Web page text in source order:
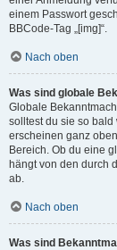
einem Passwort
BBCode-Tag „[img]“.
Nach oben
Was sind globale
Globale
solltest du sie so
erscheinen ganz
Bereich. Ob du eine
hängt von den durch
ab.
Nach oben
Was sind